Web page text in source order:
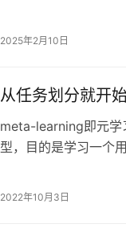
2025年2月10日
从任务划分就开
meta-learning即元学
型，目的是学习一个
2022年10月3日